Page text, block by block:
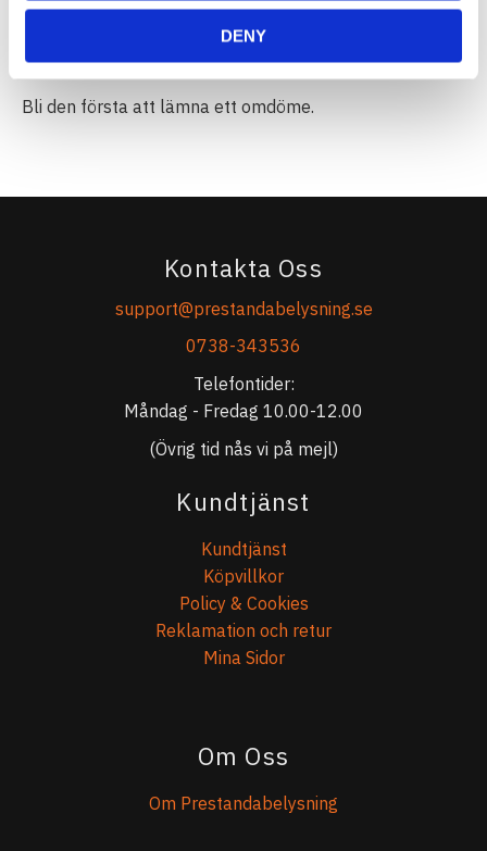
DENY
Bli den första att lämna ett omdöme.
Kontakta Oss
support@prestandabelysning.se
0738-343536
Telefontider:
Måndag - Fredag 10.00-12.00
(Övrig tid nås vi på mejl)
Kundtjänst
Kundtjänst
Köpvillkor
Policy & Cookies
Reklamation och retur
Mina Sidor
Om Oss
Om Prestandabelysning